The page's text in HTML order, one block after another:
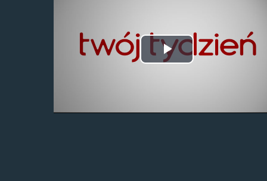
Odtwórz